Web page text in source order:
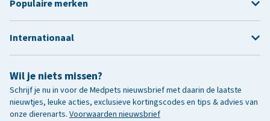
Wil je niets missen?
Schrijf je nu in voor de Medpets nieuwsbrief met daarin de laatste
nieuwtjes, leuke acties, exclusieve kortingscodes en tips & advies van
onze dierenarts. Voorwaarden nieuwsbrief
Populaire merken
Internationaal